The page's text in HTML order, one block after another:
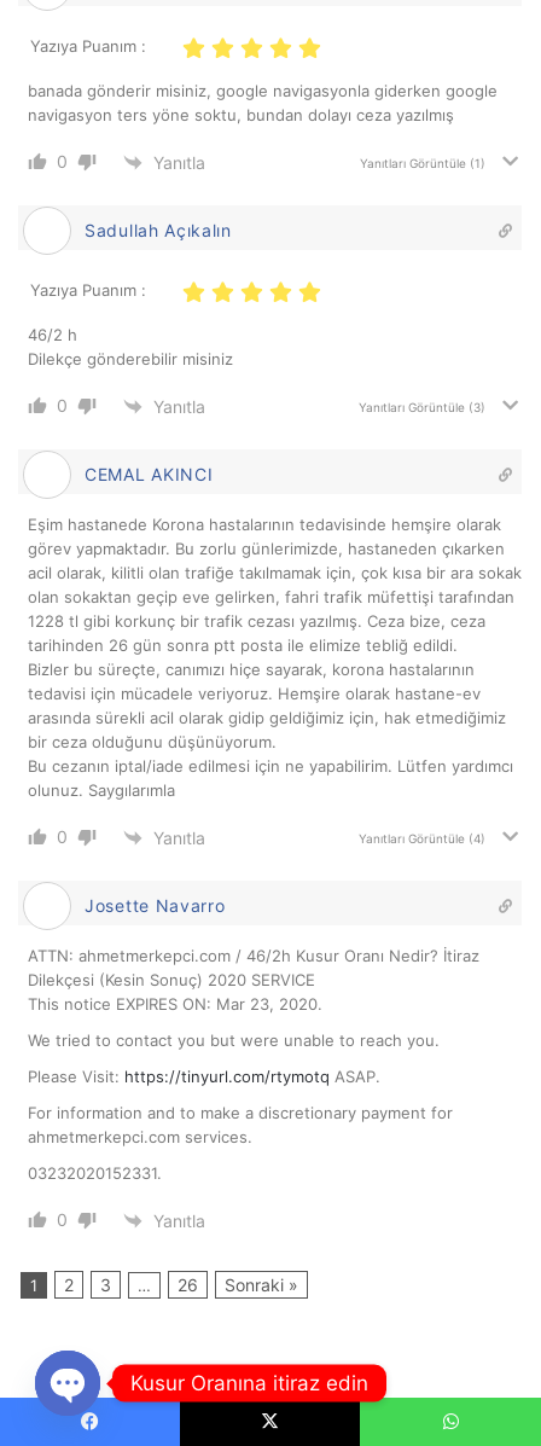
Yazıya Puanım :
banada gönderir misiniz, google navigasyonla giderken google
navigasyon ters yöne soktu, bundan dolayı ceza yazılmış
0 Yanıtla Yanıtları Görüntüle (1)
Sadullah Açıkalın
Yazıya Puanım :
46/2 h
Dilekçe gönderebilir misiniz
0 Yanıtla Yanıtları Görüntüle (3)
CEMAL AKINCI
Eşim hastanede Korona hastalarının tedavisinde hemşire olarak
görev yapmaktadır. Bu zorlu günlerimizde, hastaneden çıkarken
acil olarak, kilitli olan trafiğe takılmamak için, çok kısa bir ara sokak
olan sokaktan geçip eve gelirken, fahri trafik müfettişi tarafından
1228 tl gibi korkunç bir trafik cezası yazılmış. Ceza bize, ceza
tarihinden 26 gün sonra ptt posta ile elimize tebliğ edildi.
Bizler bu süreçte, canımızı hiçe sayarak, korona hastalarının
tedavisi için mücadele veriyoruz. Hemşire olarak hastane-ev
arasında sürekli acil olarak gidip geldiğimiz için, hak etmediğimiz
bir ceza olduğunu düşünüyorum.
Bu cezanın iptal/iade edilmesi için ne yapabilirim. Lütfen yardımcı
olunuz. Saygılarımla
0 Yanıtla Yanıtları Görüntüle (4)
Josette Navarro
ATTN: ahmetmerkepci.com / 46/2h Kusur Oranı Nedir? İtiraz
Dilekçesi (Kesin Sonuç) 2020 SERVICE
This notice EXPIRES ON: Mar 23, 2020.
We tried to contact you but were unable to reach you.
Please Visit: https://tinyurl.com/rtymotq‬ ASAP.
For information and to make a discretionary payment for
ahmetmerkepci.com services.
03232020152331.
0 Yanıtla
1 2 3 … 26 Sonraki »
Kusur Oranına itiraz edin
Open